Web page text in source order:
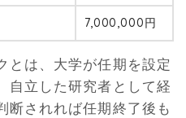
7,000,000円
とは、大学が任期を設定
自立した研究者として経
断されれば任期終了後も